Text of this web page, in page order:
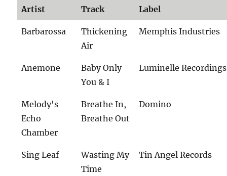
Artist Track Label
Barbarossa
Thickening
Air
Memphis Industries
Anemone
Baby Only
You & I
Luminelle Recordings
Melody's
Echo
Chamber
Breathe In,
Breathe Out
Domino
Sing Leaf
Wasting My
Time
Tin Angel Records